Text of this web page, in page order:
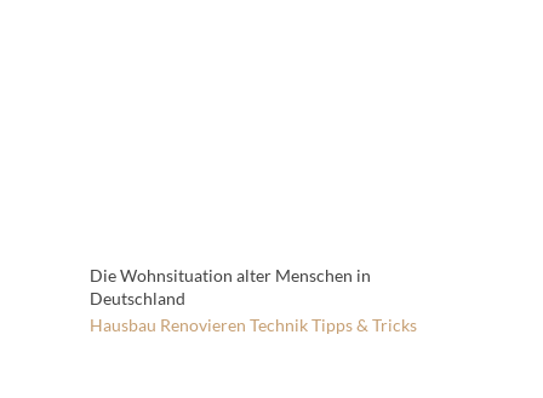
Die Wohnsituation alter Menschen in
Deutschland
Hausbau Renovieren TechnikTipps & Tricks